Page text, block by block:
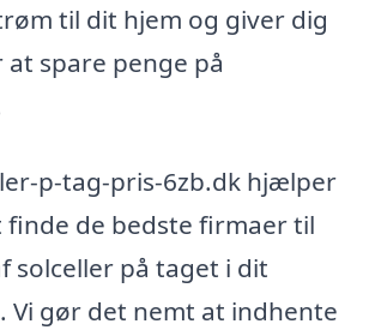
til dit hjem og giver dig
spare penge på
p-tag-pris-6zb.dk hjælper
finde de bedste firmaer til
solceller på taget i dit
Vi gør det nemt at indhente